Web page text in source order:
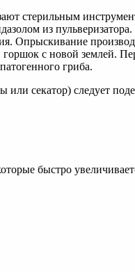
стерильным
из
Опрыскивание
с новой землей.
гриба.
секатор) следует
быстро